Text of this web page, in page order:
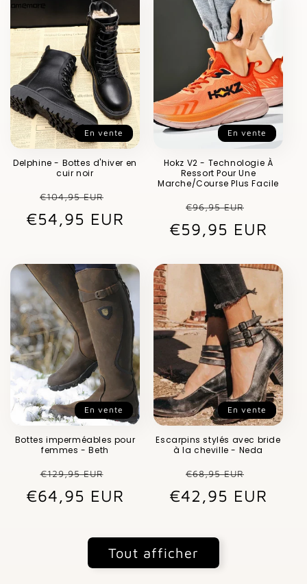
En vente
Delphine - Bottes d'hiver en
cuir noir
Prix
habituel
€104,95 EUR
promotionnel
€54,95 EUR
En vente
Hokz V2 - Technologie À
Ressort Pour Une
Marche/Course Plus Facile
Prix
habituel
€96,95 EUR
€59,95 EUR
En vente
Bottes imperméables pour
femmes - Beth
Prix
habituel
€129,95 EUR
promotionnel
€64,95 EUR
En vente
Escarpins stylés avec bride
à la cheville - Neda
Prix
habituel
€68,95 EUR
€42,95 EUR
Tout afficher